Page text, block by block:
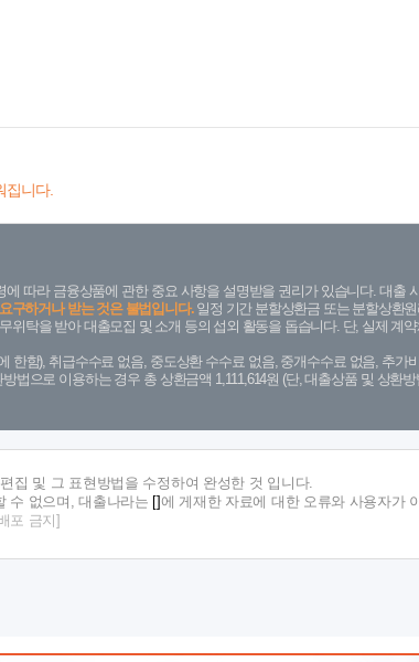
집니다.
따라 금융상품에 관한 중요 사항을 설명받을 권리가 있습니다. 대출
구하거나 받는 것은 불법입니다.일정 기간 분할상환금 또는 분할상환
탁을 받아 대출모집 및 소개 등의 섭외 활동을 돕습니다. 단, 실제 계
한함), 취급수수료 없음, 중도상환 수수료 없음, 중개수수료 없음, 추가
법으로 이용하는 경우 총 상환금액 1,111,614원 (단, 대출상품 및 상환
집 및 그 표현방법을 수정하여 완성한 것 입니다.
수 없으며, 대출나라는
에 게재한 자료에 대한 오류와 사용자가
포 금지]